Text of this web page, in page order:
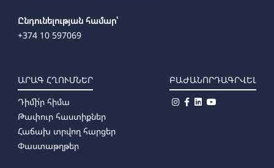
Ընդունելության համար՝
+374 10 597069
ԱՐԱԳ ՀՂՈՒՄՆԵՐ
Դիմի՛ր հիմա
Թափուր հաստիքներ
Հաճախ տրվող հարցեր
Փաստաթղթեր
ԲԱԺԱՆՈՐԴԱԳՐՎԵԼ